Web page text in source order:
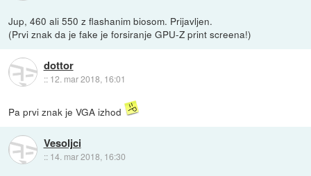
Jup, 460 ali 550 z flashanim biosom. Prijavljen.
(Prvi znak da je fake je forsiranje GPU-Z print screena!)
dottor
:: 12. mar 2018, 16:01
Pa prvi znak je VGA izhod
Vesoljci
:: 14. mar 2018, 16:30